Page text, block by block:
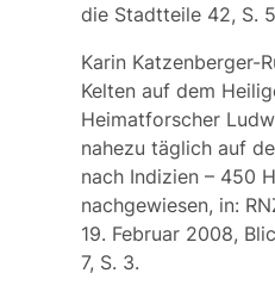
die Stadtteile 42, S.
Karin Katzenberger-
Kelten auf dem
Heimatforscher
nahezu täglich auf
nach Indizien – 450
nachgewiesen, in:
19. Februar 2008,
7, S. 3.